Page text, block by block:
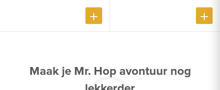
Maak je Mr. Hop avontuur nog